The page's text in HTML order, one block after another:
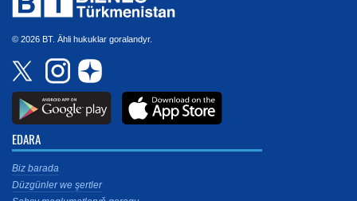
© 2026 BT. Ähli hukuklar goralandyr.
EDARA
Biz barada
Düzgünler we şertler